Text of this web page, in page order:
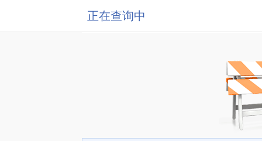
正在查询中